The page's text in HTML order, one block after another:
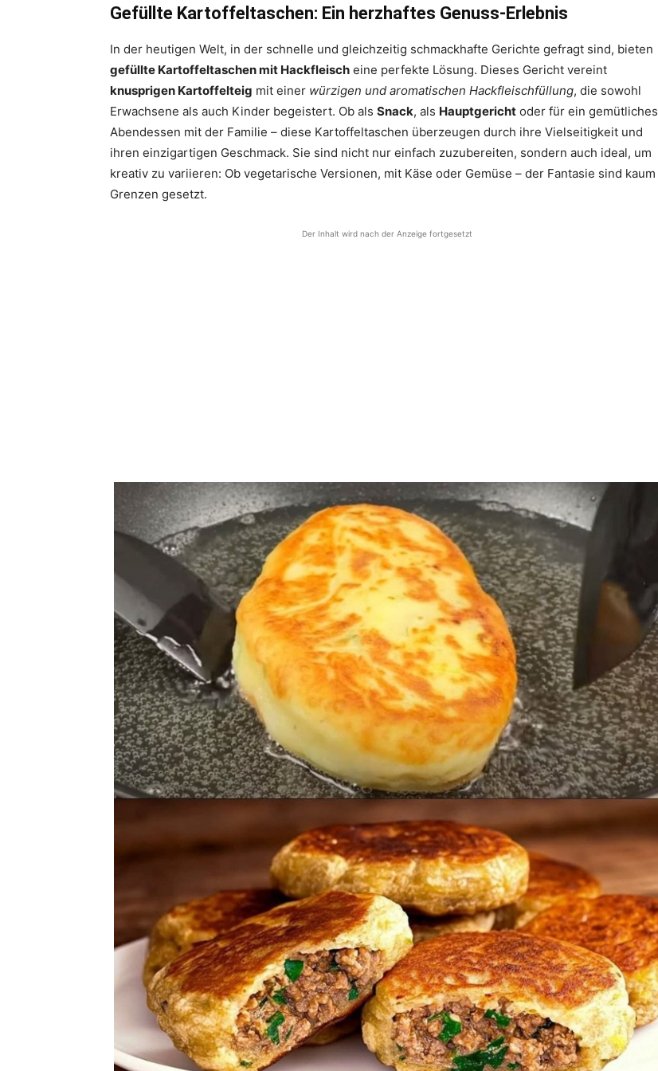
Gefüllte Kartoffeltaschen: Ein herzhaftes Genuss-Erlebnis
In der heutigen Welt, in der schnelle und gleichzeitig schmackhafte Gerichte gefragt sind, bieten
gefüllte Kartoffeltaschen mit Hackfleisch eine perfekte Lösung. Dieses Gericht vereint
knusprigen Kartoffelteig mit einer würzigen und aromatischen Hackfleischfüllung, die sowohl
Erwachsene als auch Kinder begeistert. Ob als Snack, als Hauptgericht oder für ein gemütliches
Abendessen mit der Familie – diese Kartoffeltaschen überzeugen durch ihre Vielseitigkeit und
ihren einzigartigen Geschmack. Sie sind nicht nur einfach zuzubereiten, sondern auch ideal, um
kreativ zu variieren: Ob vegetarische Versionen, mit Käse oder Gemüse – der Fantasie sind kaum
Grenzen gesetzt.
Der Inhalt wird nach der Anzeige fortgesetzt